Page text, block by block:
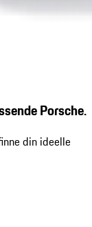
Porsche.
din ideelle